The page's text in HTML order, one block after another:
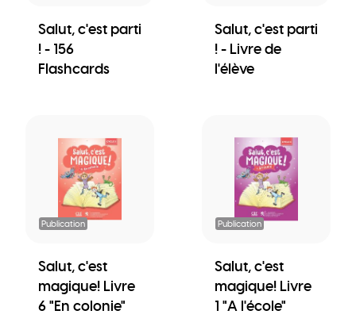
Salut, c'est parti
! - 156
Flashcards
Salut, c'est parti
! - Livre de
l'élève
Publication
Salut, c'est
magique! Livre
6 "En colonie"
Publication
Salut, c'est
magique! Livre
1 "A l'école"